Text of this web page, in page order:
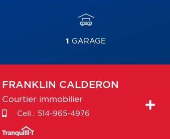
1 GARAGE
FRANKLIN CALDERON
Courtier immobilier
Cell.: 514-965-4976